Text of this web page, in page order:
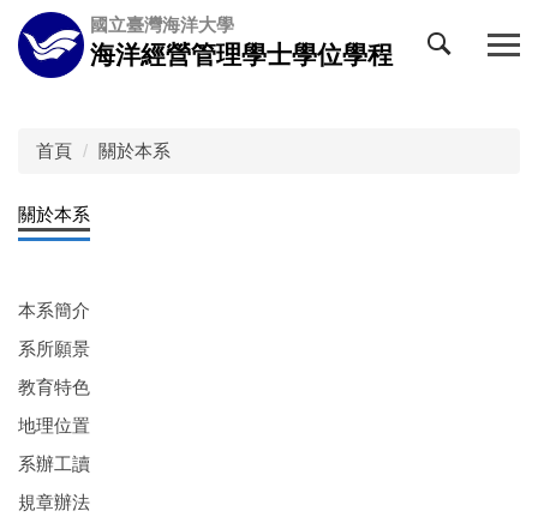
跳
到
主
國立臺灣海洋大學
海洋經營管理學士學位學程
首頁 關於本系
關於本系
本系簡介
系所願景
教育特色
地理位置
系辦工讀
規章辦法